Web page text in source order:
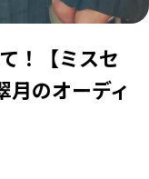
！【ミスセ
月のオーディ